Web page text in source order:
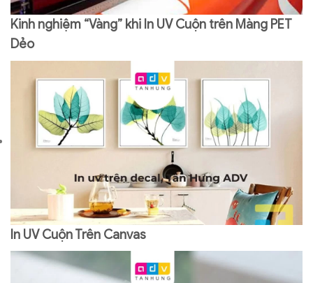
Kinh nghiệm “Vàng” khi In UV Cuộn trên Màng PET
Dẻo
In UV Cuộn Trên Canvas